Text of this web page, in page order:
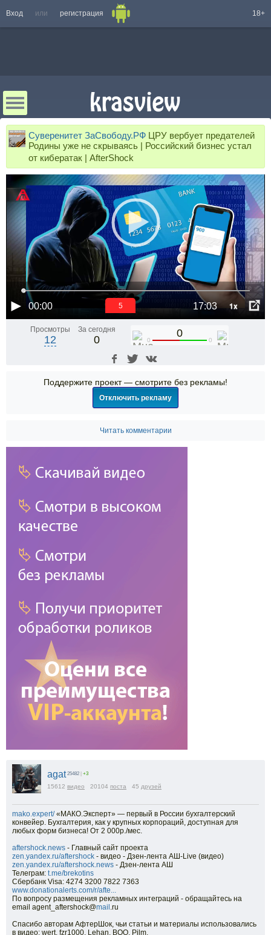
Вход или регистрация 18+
Суверенитет ЗаСвободу.РФ ЦРУ вербует предателей
Родины уже не скрываясь | Российский бизнес устал
от кибератак | AfterShock
00:00 17:03 1x
5
Просмотры
12
За сегодня
0
0
0 0
Поддержите проект — смотрите без рекламы!
Отключить рекламу
Читать комментарии
agat 25482 +3
15612 видео 20104 поста 45 друзей
mako.expert/«МАКО.Эксперт» — первый в России бухгалтерский
конвейер. Бухгалтерия, как у крупных корпораций, доступная для
любых форм бизнеса! От 2 000р./мес.
aftershock.news - Главный сайт проекта
zen.yandex.ru/aftershock - видео - Дзен-лента АШ-Live (видео)
zen.yandex.ru/aftershock.news - Дзен-лента АШ
Телеграм: t.me/brekotins
Сбербанк Visa: 4274 3200 7822 7363
www.donationalerts.com/r/afte...
По вопросу размещения рекламных интеграций - обращайтесь на
email agent_aftershock@mail .ru
Спасибо авторам АфтерШок, чьи статьи и материалы использовались
в видео: wert, fzr1000, Lehan, BQQ, Pilm,